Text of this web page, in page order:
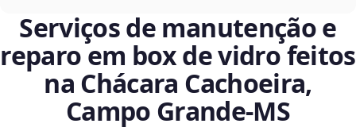
Serviços de manutenção e
reparo em box de vidro feitos
na Chácara Cachoeira,
Campo Grande‑MS